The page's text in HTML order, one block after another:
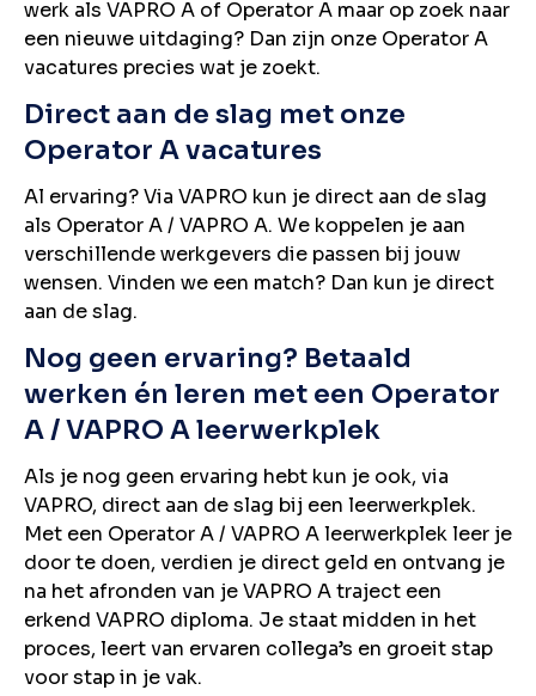
werk als VAPRO A of Operator A maar op zoek naar
een nieuwe uitdaging? Dan zijn onze Operator A
vacatures precies wat je zoekt.
Direct aan de slag met onze
Operator A vacatures
Al ervaring? Via VAPRO kun je direct aan de slag
als Operator A / VAPRO A. We koppelen je aan
verschillende werkgevers die passen bij jouw
wensen. Vinden we een match? Dan kun je direct
aan de slag.
Nog geen ervaring? Betaald
werken én leren met een Operator
A / VAPRO A leerwerkplek
Als je nog geen ervaring hebt kun je ook, via
VAPRO, direct aan de slag bij een leerwerkplek.
Met een Operator A / VAPRO A leerwerkplek leer je
door te doen, verdien je direct geld en ontvang je
na het afronden van je VAPRO A traject een
erkend VAPRO diploma. Je staat midden in het
proces, leert van ervaren collega’s en groeit stap
voor stap in je vak.